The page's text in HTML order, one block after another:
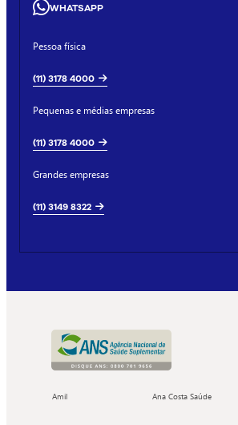
WHATSAPP
Pessoa física
(11) 3178 4000
Pequenas e médias empresas
(11) 3178 4000
Grandes empresas
(11) 3149 8322
Amil Ana Costa Saúde